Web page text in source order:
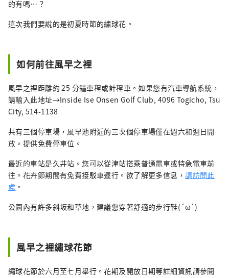
的有嗎…？
這次我們要說的是初夏時節的繡球花。
如何前往風早之裡
風早之裡距離約 25 分鐘車程或計程車。如果您有汽車導航系統，
請輸入此地址→Inside Ise Onsen Golf Club, 4096 Togicho, Tsu
City, 514-1138
共有三個停車場，風早池附近的三次個停車場僅在週六和週日開
放。提供免費停車位。
最近的車站是久井站。您可以從津站搭乘普通電車或特急電車前
往。花卉節期間有免費接駁車運行。欲了解更多信息，請訪問此
處 。
公園內有許多斜坂和草地，建議您穿著舒適的步行鞋(´ω`)
風早之裡繡球花節
繡球花節於六月至七月舉行。花期及開放日期等詳細資訊請參閱